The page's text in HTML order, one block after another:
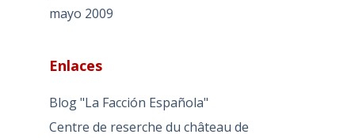
mayo 2009
Enlaces
Blog "La Facción Española"
Centre de reserche du château de